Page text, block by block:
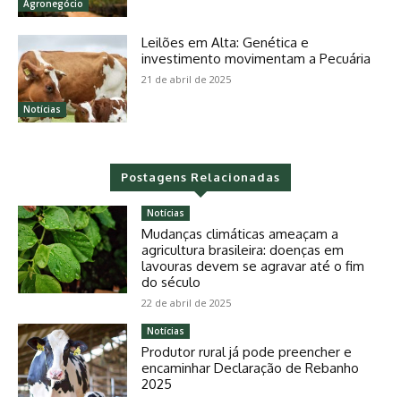
Agronegócio
Notícias
Leilões em Alta: Genética e
investimento movimentam a Pecuária
21 de abril de 2025
Postagens Relacionadas
Notícias
Mudanças climáticas ameaçam a
agricultura brasileira: doenças em
lavouras devem se agravar até o fim
do século
22 de abril de 2025
Notícias
Produtor rural já pode preencher e
encaminhar Declaração de Rebanho
2025